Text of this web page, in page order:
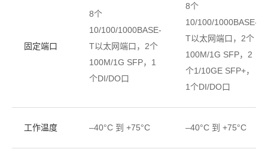
固定端口
8个
10/100/1000BASE-
T以太网端口，2个
100M/1G SFP，1
个DI/DO口
8个
10/100/1000BASE-
T以太网端口，2个
100M/1G SFP，2
个1/10GE SFP+，
1个DI/DO口
工作温度 –40°C 到 +75°C –40°C 到 +75°C